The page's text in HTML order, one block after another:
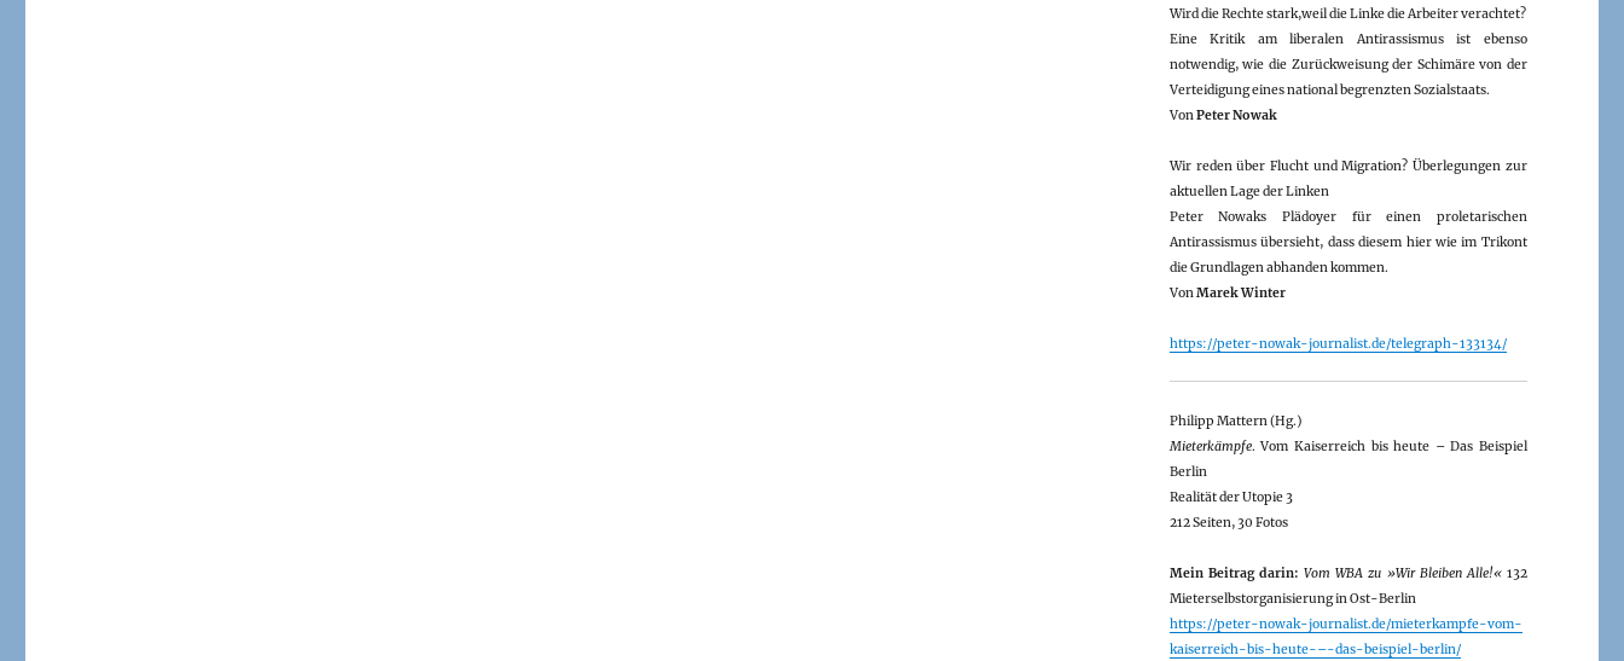
Wird die Rechte stark,weil die Linke die Arbeiter verachtet?
Eine Kritik am liberalen Antirassismus ist ebenso
notwendig, wie die Zurückweisung der Schimäre von der
Verteidigung eines national begrenzten Sozialstaats.
VonPeter Nowak
Wir reden über Flucht und Migration? Überlegungen zur
aktuellen Lage der Linken
Peter Nowaks Plädoyer für einen proletarischen
Antirassismus übersieht, dass diesem hier wie im Trikont
die Grundlagen abhanden kommen.
VonMarek Winter
https://peter-nowak-journalist.de/telegraph-133134/
Philipp Mattern (Hg.)
Mieterkämpfe. Vom Kaiserreich bis heute – Das Beispiel
Berlin
Realität der Utopie 3
212 Seiten, 30 Fotos
Mein Beitrag darin: Vom WBA zu »Wir Bleiben Alle!«132
Mieterselbstorganisierung in Ost-Berlin
https://peter-nowak-journalist.de/mieterkampfe-vom-
kaiserreich-bis-heute-–-das-beispiel-berlin/